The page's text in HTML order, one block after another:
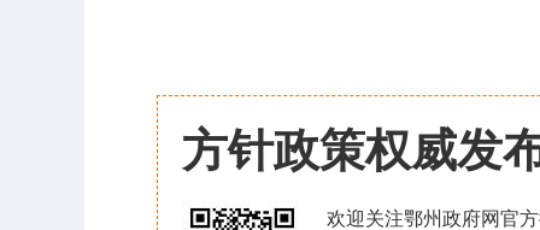
方针政策权威发
欢迎关注鄂州政府网官